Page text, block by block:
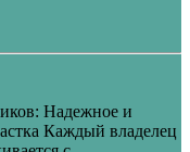
Надежное и
Каждый владелец